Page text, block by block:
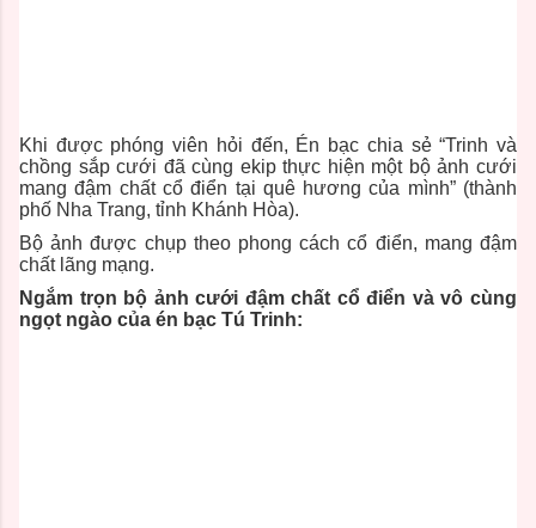
Khi được phóng viên hỏi đến, Én bạc chia sẻ “Trinh và
chồng sắp cưới đã cùng ekip thực hiện một bộ ảnh cưới
mang đậm chất cổ điển tại quê hương của mình” (thành
phố Nha Trang, tỉnh Khánh Hòa).
Bộ ảnh được chụp theo phong cách cổ điển, mang đậm
chất lãng mạng.
Ngắm trọn bộ ảnh cưới đậm chất cổ điển và vô cùng
ngọt ngào của én bạc Tú Trinh: